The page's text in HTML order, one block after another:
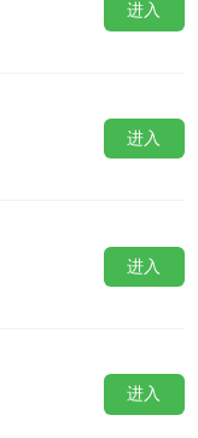
进入
进入
进入
进入